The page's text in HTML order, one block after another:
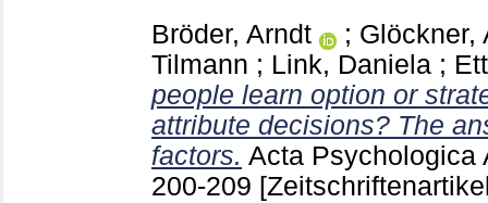
Bröder, Arndt
; Glöckner,
Tilmann ; Link, Daniela ;
people learn option or
attribute decisions? The
factors. Acta
200-209